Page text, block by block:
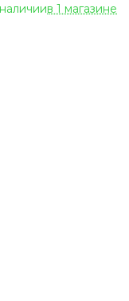
в 1 магазине